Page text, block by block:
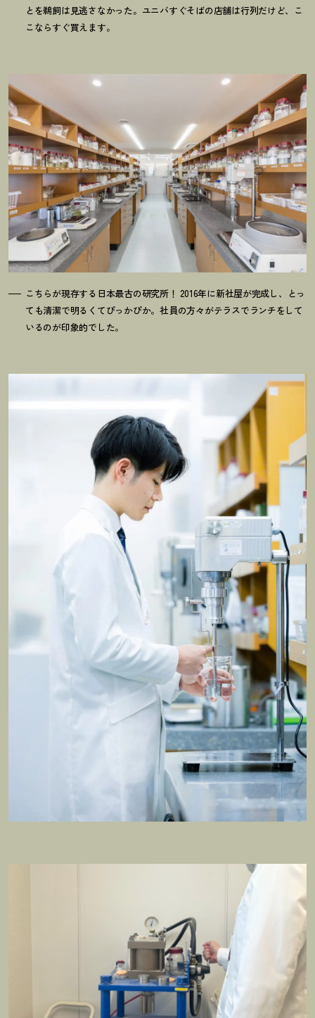
とを鵜飼は見逃さなかった。ユニバすぐそばの店舗は行列だけど、こ
こならすぐ買えます。
こちらが現存する日本最古の研究所！ 2016年に新社屋が完成し、とっ
ても清潔で明るくてぴっかぴか。社員の方々がテラスでランチをして
いるのが印象的でした。